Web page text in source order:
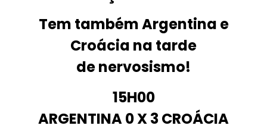
Tem também Argentina e
Croácia na tarde
de nervosismo!
15H00
ARGENTINA0 X 3CROÁCIA